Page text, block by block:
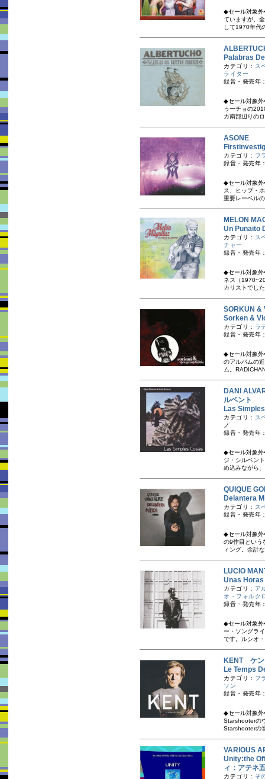
◆セール対象外
ていますが、
して1970年代
Palabras
カテゴリ： ス
ライター
録音・発売年
◆セール対象外
ゥーチョの
カ南部辺りの
ASONE
カテゴリ： フ
録音・発売年
◆セール対象外
ス、ヒップ・
重要レーベル
MELON
Un
カテゴリ： ス
チャー
録音・発売年
◆セール対象外
ネス（
カリストでし
SORKUN
Sorken &
カテゴリ： ラ
録音・発売年
◆セール対象外
のアルバムの
ム。
DANI
ルベント
Las
カテゴリ： ス
ノ
録音・発売年
◆セール対象外
ジ・シルベン
め込みながら
QUIQUE
Delantera
カテゴリ： ス
録音・発売年
◆セール対象外
の9作目という
ィング。余計
LUCIO
Unas
カテゴリ： ア
オ・フォルク
録音・発売年
◆セール対象外
ー・ソングラ
です。ルシオ
KENT ケン
Le Temps
カテゴリ： フ
ソン
録音・発売年
◆セール対象外
Starshooterの
Starshooterの
VARIOUS
Unity:the
ィ：アテネ
カテゴリ： そ